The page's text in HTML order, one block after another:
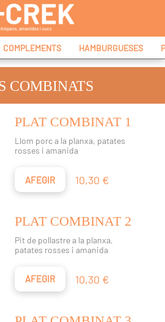
COMPLEMENTS HAMBURGUESES
COMBINATS
PLAT COMBINAT 1
Llom porc a la planxa, patates
rosses i amanida
AFEGIR Preu
10,30 €
PLAT COMBINAT 2
Pit de pollastre a la planxa,
patates rosses i amanida
AFEGIR Preu
10,30 €